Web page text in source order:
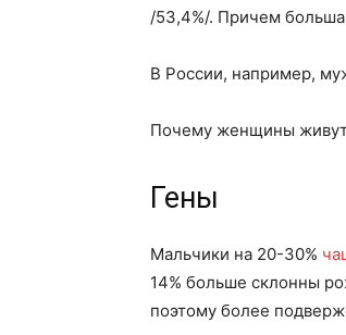
/53,4%/. Причем
В России, например,
Почему женщины живут
Гены
Мальчики на 20-30%
14% больше склонны
поэтому более